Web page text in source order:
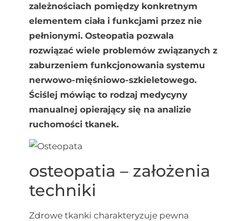
zależnościach pomiędzy konkretnym
elementem ciała i funkcjami przez nie
pełnionymi. Osteopatia pozwala
rozwiązać wiele problemów związanych z
zaburzeniem funkcjonowania systemu
nerwowo-mięśniowo-szkieletowego.
Ściślej mówiąc to rodzaj medycyny
manualnej opierający się na analizie
ruchomości tkanek.
osteopatia – założenia
techniki
Zdrowe tkanki charakteryzuje pewna